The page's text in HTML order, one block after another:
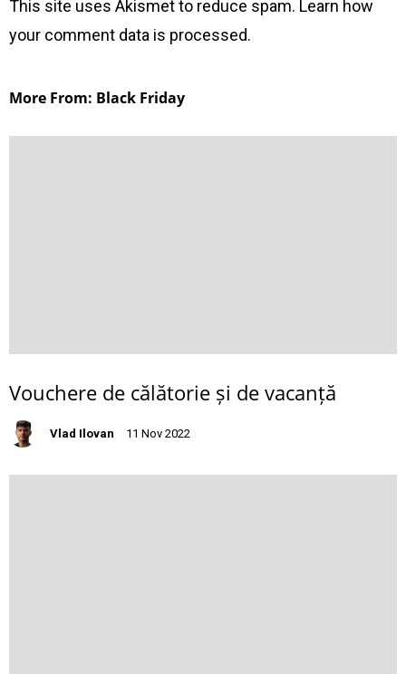
This site uses Akismet to reduce spam. Learn how
your comment data is processed.
More From: Black Friday
Vouchere de călătorie și de vacanță
Vlad Ilovan 11 Nov 2022